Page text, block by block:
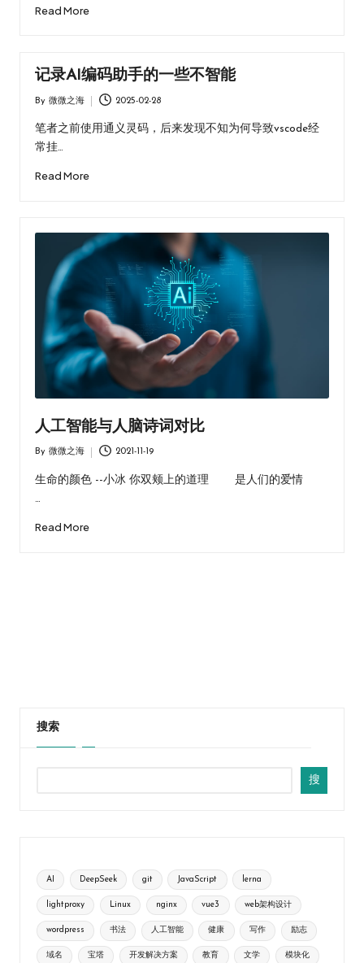
Read More
记录AI编码助手的一些不智能
by
By 微微之海 2025-02-28
笔者之前使用通义灵码，后来发现不知为何导致vscode经
常挂…
Read More
人工智能与人脑诗词对比
by
By 微微之海 2021-11-19
生命的颜色 --小冰 你双颊上的道理 是人们的爱情
…
Read More
搜索
搜
AI DeepSeek git JavaScript lerna
lightproxy Linux nginx vue3 web架构设计
wordpress 书法 人工智能 健康 写作 励志
域名 宝塔 开发解决方案 教育 文学 模块化